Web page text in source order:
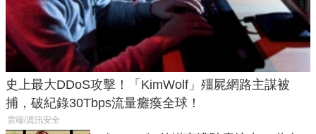
史上最大DDoS攻擊！「KimWolf」殭屍網路主謀被
捕，破紀錄30Tbps流量癱瘓全球！
雲端/資訊安全